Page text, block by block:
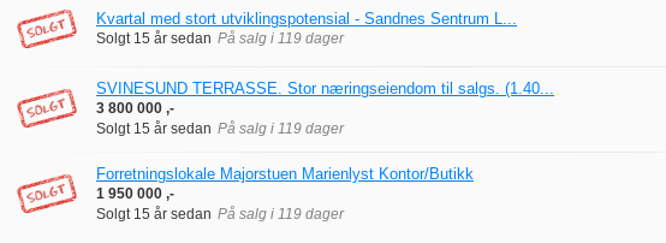
Kvartal med stort utviklingspotensial - Sandnes Sentrum L...
Solgt 15 år sedan På salg i 119 dager
SVINESUND TERRASSE. Stor næringseiendom til salgs. (1.40...
3 800 000 ,-
Solgt 15 år sedan På salg i 119 dager
Forretningslokale Majorstuen Marienlyst Kontor/Butikk
1 950 000 ,-
Solgt 15 år sedan På salg i 119 dager